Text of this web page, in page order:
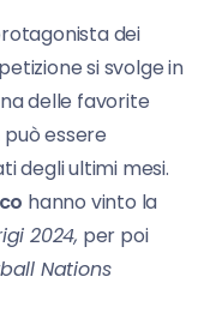
dei
si svolge in
delle favorite
essere
degli ultimi mesi.
hanno vinto la
2024, per poi
Nations